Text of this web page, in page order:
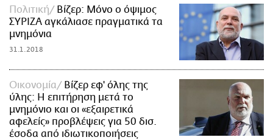
Πολιτική
Βίζερ: Μόνο ο όψιμος
ΣΥΡΙΖΑ αγκάλιασε πραγματικά τα
μνημόνια
31.1.2018
Οικονομία
Βίζερ εφ' όλης της
ύλης: Η επιτήρηση μετά το
μνημόνιο και οι «εξαιρετικά
αφελείς» προβλέψεις για 50 δισ.
έσοδα από ιδιωτικοποιήσεις